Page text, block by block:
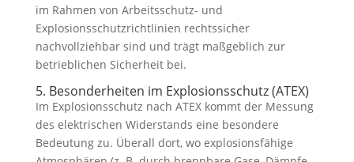
im Rahmen von Arbeitsschutz- und
Explosionsschutzrichtlinien rechtssicher
nachvollziehbar sind und trägt maßgeblich zur
betrieblichen Sicherheit bei.
5. Besonderheiten im Explosionsschutz (ATEX)
Im Explosionsschutz nach ATEX kommt der Messung
des elektrischen Widerstands eine besondere
Bedeutung zu. Überall dort, wo explosionsfähige